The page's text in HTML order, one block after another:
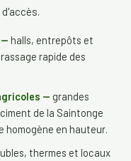
halls, entrepôts et
rapide des
— grandes
de la Saintonge
en hauteur.
thermes et locaux